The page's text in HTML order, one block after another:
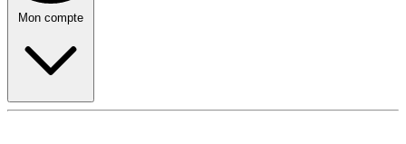
Mon compte